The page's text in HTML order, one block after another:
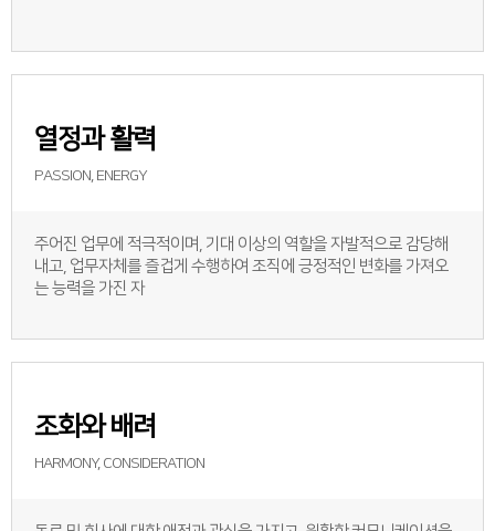
열정과 활력
PASSION, ENERGY
주어진 업무에 적극적이며, 기대 이상의 역할을 자발적으로 감당해
내고, 업무자체를 즐겁게 수행하여 조직에 긍정적인 변화를 가져오
는 능력을 가진 자
조화와 배려
HARMONY, CONSIDERATION